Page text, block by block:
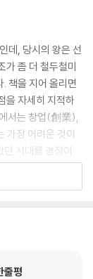
하는 데 힘써서
보될 것이니 타고난
쓰고 애써서 마음
있지 않으면, 순임
나, 문왕이 도를
벗어나지 않을 것
데, 당시의 왕은 선
가 좀 더 철두철미
책을 지어 올리면
을 자세히 지적하
서는 창업(創業),
장 어려운 것이
시대를 경장이
의 정계 진출로 개
리 기존의 세력이
줄평